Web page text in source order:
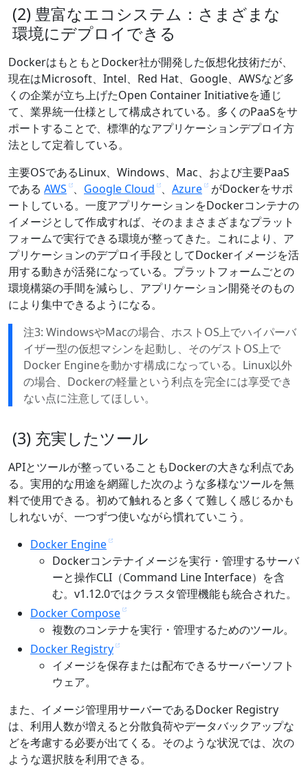
(2) 豊富なエコシステム：さまざまな
環境にデプロイできる
DockerはもともとDocker社が開発した仮想化技術だが、
現在はMicrosoft、Intel、Red Hat、Google、AWSなど多
くの企業が立ち上げたOpen Container Initiativeを通じ
て、業界統一仕様として構成されている。多くのPaaSをサ
ポートすることで、標準的なアプリケーションデプロイ方
法として定着している。
主要OSであるLinux、Windows、Mac、および主要PaaS
である AWS 、 Google Cloud 、 Azure
がDockerをサポ
ートしている。一度アプリケーションをDockerコンテナの
イメージとして作成すれば、そのままさまざまなプラット
フォームで実行できる環境が整ってきた。これにより、ア
プリケーションのデプロイ手段としてDockerイメージを活
用する動きが活発になっている。プラットフォームごとの
環境構築の手間を減らし、アプリケーション開発そのもの
により集中できるようになる。
注3: WindowsやMacの場合、ホストOS上でハイパーバ
イザー型の仮想マシンを起動し、そのゲストOS上で
Docker Engineを動かす構成になっている。Linux以外
の場合、Dockerの軽量という利点を完全には享受でき
ない点に注意してほしい。
(3) 充実したツール
APIとツールが整っていることもDockerの大きな利点であ
る。実用的な用途を網羅した次のような多様なツールを無
料で使用できる。初めて触れると多くて難しく感じるかも
しれないが、一つずつ使いながら慣れていこう。
Docker Engine
Dockerコンテナイメージを実行・管理するサーバ
ーと操作CLI（Command Line Interface）を含
む。v1.12.0ではクラスタ管理機能も統合された。
Docker Compose
複数のコンテナを実行・管理するためのツール。
Docker Registry
イメージを保存または配布できるサーバーソフト
ウェア。
また、イメージ管理用サーバーであるDocker Registry
は、利用人数が増えると分散負荷やデータバックアップな
どを考慮する必要が出てくる。そのような状況では、次の
ような選択肢を利用できる。